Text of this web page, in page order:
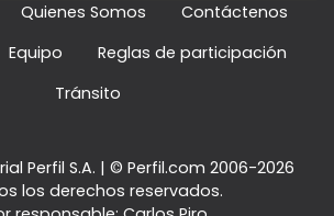
Quienes Somos
Contáctenos
Equipo
Reglas de participación
Tránsito
Perfil S.A. | © Perfil.com 2006-2026
los derechos reservados.